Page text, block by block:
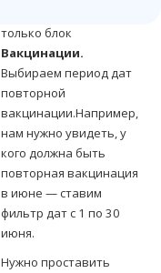
только блок
Вакцинации.
Выбираем период дат
повторной
вакцинации.Например,
нам нужно увидеть, у
кого должна быть
повторная вакцинация
в июне — ставим
фильтр дат с 1 по 30
июня.
Нужно проставить